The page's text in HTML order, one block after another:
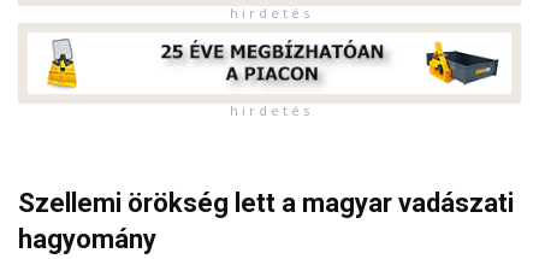
h i r d e t é s
h i r d e t é s
Szellemi örökség lett a magyar vadászati
hagyomány